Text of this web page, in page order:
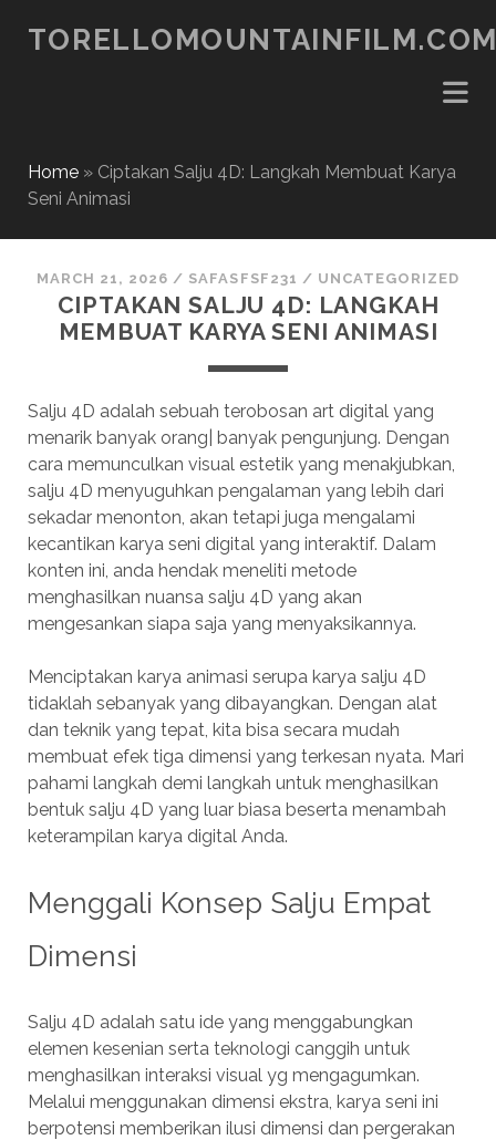
Home» Ciptakan Salju 4D: Langkah Membuat Karya
Seni Animasi
MARCH 21, 2026 / SAFASFSF231 / UNCATEGORIZED
CIPTAKAN SALJU 4D: LANGKAH
MEMBUAT KARYA SENI ANIMASI
Salju 4D adalah sebuah terobosan art digital yang
menarik banyak orang| banyak pengunjung. Dengan
cara memunculkan visual estetik yang menakjubkan,
salju 4D menyuguhkan pengalaman yang lebih dari
sekadar menonton, akan tetapi juga mengalami
kecantikan karya seni digital yang interaktif. Dalam
konten ini, anda hendak meneliti metode
menghasilkan nuansa salju 4D yang akan
mengesankan siapa saja yang menyaksikannya.
Menciptakan karya animasi serupa karya salju 4D
tidaklah sebanyak yang dibayangkan. Dengan alat
dan teknik yang tepat, kita bisa secara mudah
membuat efek tiga dimensi yang terkesan nyata. Mari
pahami langkah demi langkah untuk menghasilkan
bentuk salju 4D yang luar biasa beserta menambah
keterampilan karya digital Anda.
Menggali Konsep Salju Empat
Dimensi
Salju 4D adalah satu ide yang menggabungkan
elemen kesenian serta teknologi canggih untuk
menghasilkan interaksi visual yg mengagumkan.
Melalui menggunakan dimensi ekstra, karya seni ini
berpotensi memberikan ilusi dimensi dan pergerakan